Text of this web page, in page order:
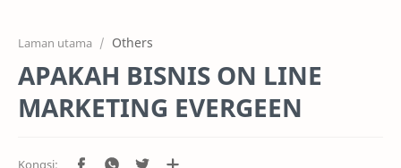
Laman utama Others
APAKAH BISNIS ON LINE
MARKETING EVERGEEN